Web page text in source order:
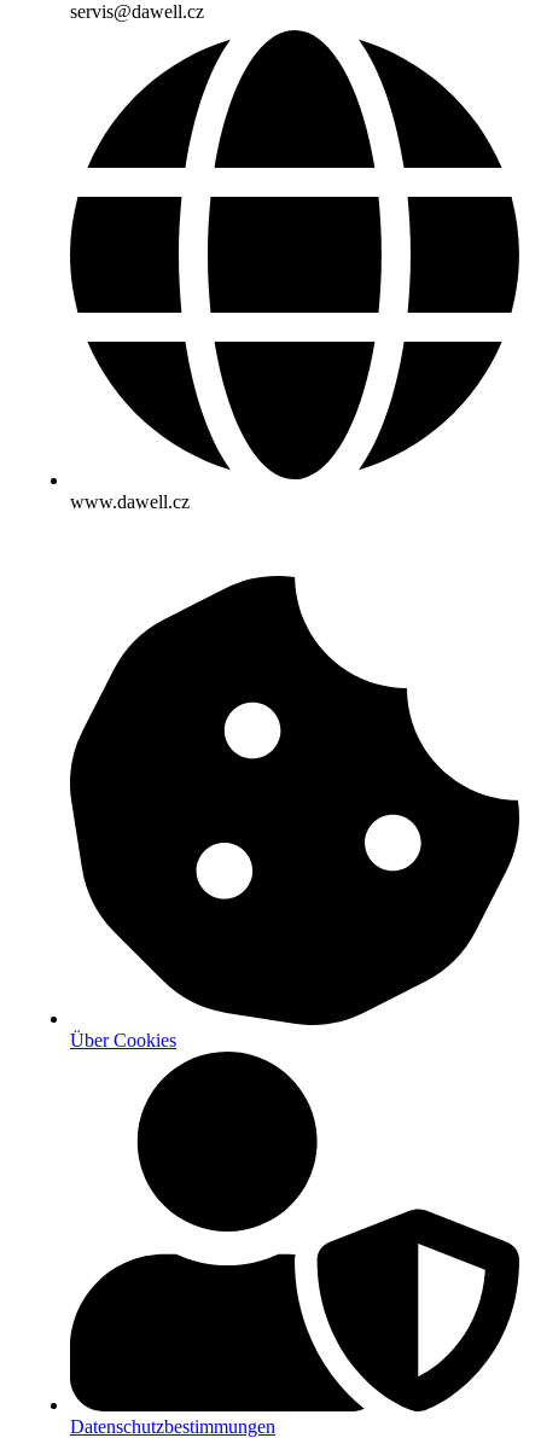
servis@dawell.cz
www.dawell.cz
Über Cookies
Datenschutzbestimmungen